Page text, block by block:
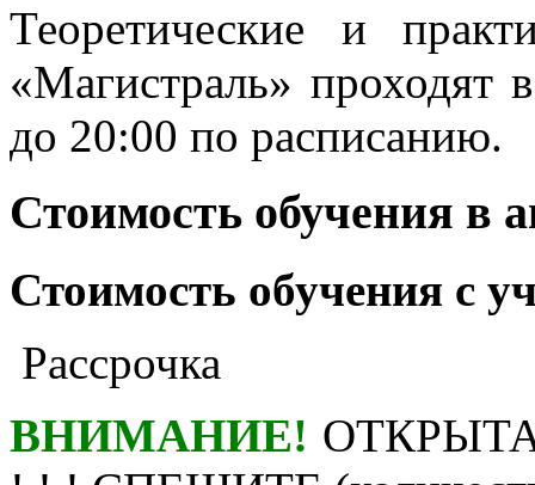
Теоретические и
«Магистраль»
до 20:00 по расписанию.
Стоимость обучения в
Стоимость обучения с
Рассрочка
ВНИМАНИЕ!